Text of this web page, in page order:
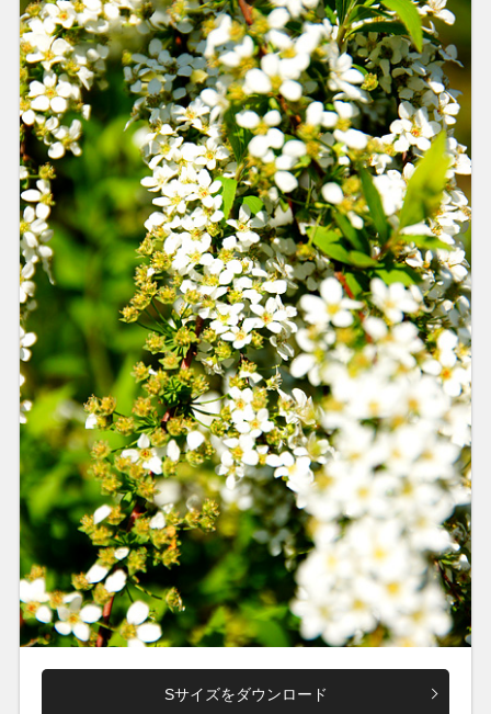
Sサイズをダウンロード